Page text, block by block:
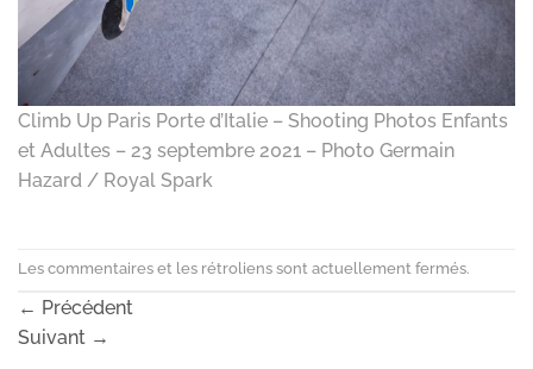
Climb Up Paris Porte d’Italie – Shooting Photos Enfants
et Adultes – 23 septembre 2021 – Photo Germain
Hazard / Royal Spark
Les commentaires et les rétroliens sont actuellement fermés.
← Précédent
Suivant →